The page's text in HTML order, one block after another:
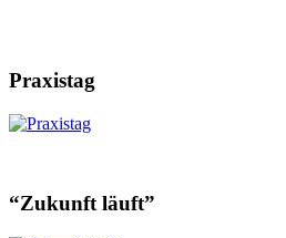
Praxistag
“Zukunft läuft”